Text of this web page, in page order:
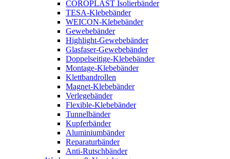
COROPLAST Isolierbänder
TESA-Klebebänder
WEICON-Klebebänder
Gewebebänder
Highlight-Gewebebänder
Glasfaser-Gewebebänder
Doppelseitige-Klebebänder
Montage-Klebebänder
Klettbandrollen
Magnet-Klebebänder
Verlegebänder
Flexible-Klebebänder
Tunnelbänder
Kupferbänder
Aluminiumbänder
Reparaturbänder
Anti-Rutschbänder